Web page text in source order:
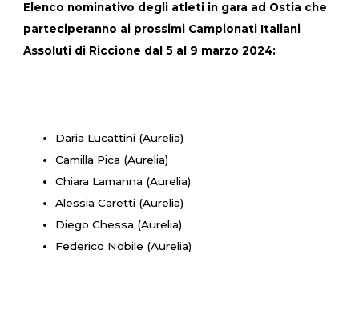
Elenco nominativo degli atleti in gara ad Ostia che
parteciperanno ai prossimi Campionati Italiani
Assoluti di Riccione dal 5 al 9 marzo 2024:
Daria Lucattini (Aurelia)
Camilla Pica (Aurelia)
Chiara Lamanna (Aurelia)
Alessia Caretti (Aurelia)
Diego Chessa (Aurelia)
Federico Nobile (Aurelia)